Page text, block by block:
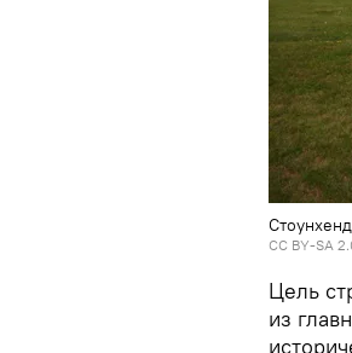
CC BY-SA
Цель
из